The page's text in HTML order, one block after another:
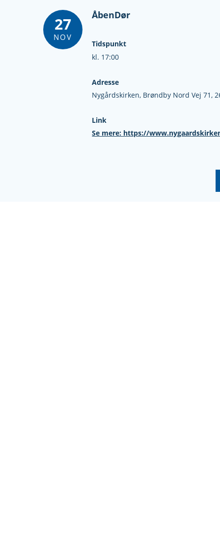
27
NOV
ÅbenDør
Tidspunkt
kl. 17:00
Adresse
Nygårdskirken, Brøndby Nord Vej 71,
Link
Se mere: https://